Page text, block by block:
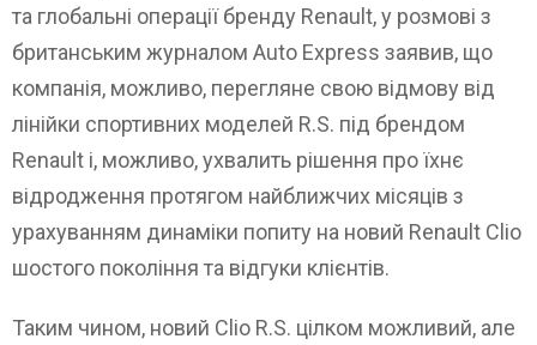
та глобальні операції бренду Renault, у розмові з
британським журналом Auto Express заявив, що
компанія, можливо, перегляне свою відмову від
лінійки спортивних моделей R.S. під брендом
Renault і, можливо, ухвалить рішення про їхнє
відродження протягом найближчих місяців з
урахуванням динаміки попиту на новий Renault Clio
шостого покоління та відгуки клієнтів.
Таким чином, новий Clio R.S. цілком можливий, але